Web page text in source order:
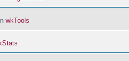
wkTools